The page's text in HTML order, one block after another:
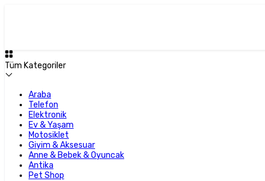
Tüm Kategoriler
Araba
Telefon
Elektronik
Ev & Yaşam
Motosiklet
Giyim & Aksesuar
Anne & Bebek & Oyuncak
Antika
Pet Shop